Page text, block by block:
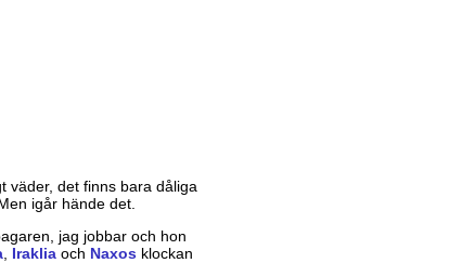
väder, det finns bara dåliga
igår hände det.
jag jobbar och hon
Iraklia och Naxos klockan